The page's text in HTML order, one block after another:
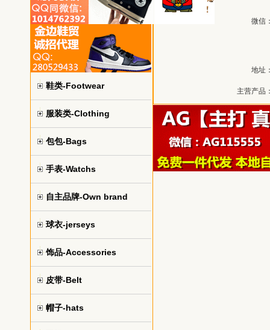
鞋类-Footwear
服装类-Clothing
包包-Bags
手表-Watchs
自主品牌-Own brand
球衣-jerseys
饰品-Accessories
皮带-Belt
帽子-hats
微信
地址
主营产品